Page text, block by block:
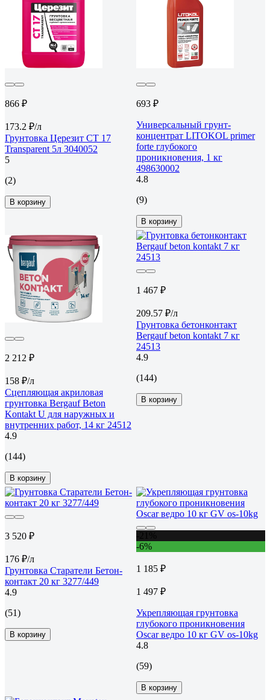
866 ₽
173.2 ₽/л
Грунтовка Церезит CT 17
Transparent 5л 3040052
5
(2)
В корзину
693 ₽
Универсальный грунт-
концентрат LITOKOL primer
forte глубокого
проникновения, 1 кг
498630002
4.8
(9)
В корзину
2 212 ₽
158 ₽/л
Сцепляющая акриловая
грунтовка Bergauf Beton
Kontakt U для наружных и
внутренних работ, 14 кг 24512
4.9
(144)
В корзину
1 467 ₽
209.57 ₽/л
Грунтовка бетонконтакт
Bergauf beton kontakt 7 кг
24513
4.9
(144)
В корзину
3 520 ₽
176 ₽/л
Грунтовка Старатели Бетон-
контакт 20 кг 3277/449
4.9
(51)
В корзину
-6%
1 185 ₽
1 497 ₽
Укрепляющая грунтовка
глубокого проникновения
Oscar ведро 10 кг GV os-10kg
4.8
(59)
В корзину